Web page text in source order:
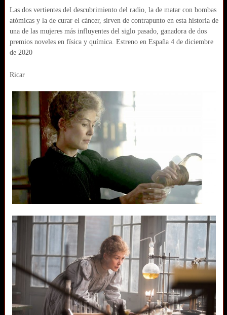
Las dos vertientes del descubrimiento del radio, la de matar con bombas
atómicas y la de curar el cáncer, sirven de contrapunto en esta historia de
una de las mujeres más influyentes del siglo pasado, ganadora de dos
premios noveles en física y química. Estreno en España 4 de diciembre
de 2020
Ricar